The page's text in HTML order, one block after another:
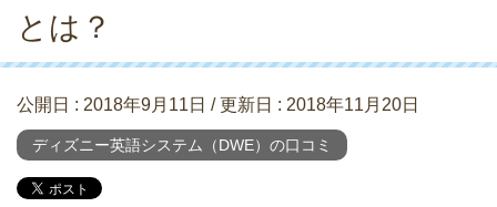
とは？
公開日 : 2018年9月11日 / 更新日 : 2018年11月20日
ディズニー英語システム（DWE）の口コミ